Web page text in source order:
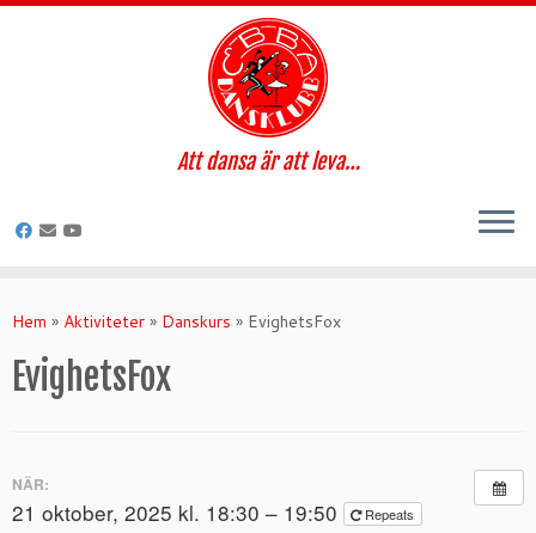
till
Att dansa är att leva…
Hem » Aktiviteter » Danskurs » EvighetsFox
EvighetsFox
NÄR:
21 oktober, 2025 kl. 18:30 – 19:50
Repeats